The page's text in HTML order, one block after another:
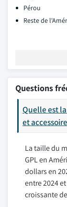
Pérou
Reste de
Questions
Quelle est
et
La taille du
GPL en
dollars en
entre 2024
croissante